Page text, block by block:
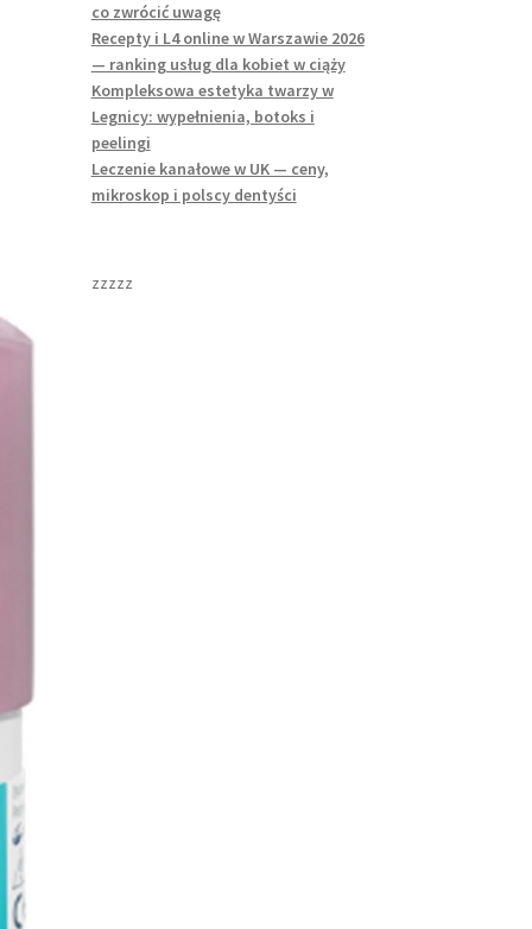
co zwrócić uwagę
Recepty i L4 online w Warszawie 2026
— ranking usług dla kobiet w ciąży
Kompleksowa estetyka twarzy w
Legnicy: wypełnienia, botoks i
peelingi
Leczenie kanałowe w UK — ceny,
mikroskop i polscy dentyści
zzzzz